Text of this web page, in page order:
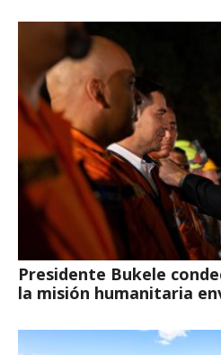
Presidente Bukele
la misión humanitaria